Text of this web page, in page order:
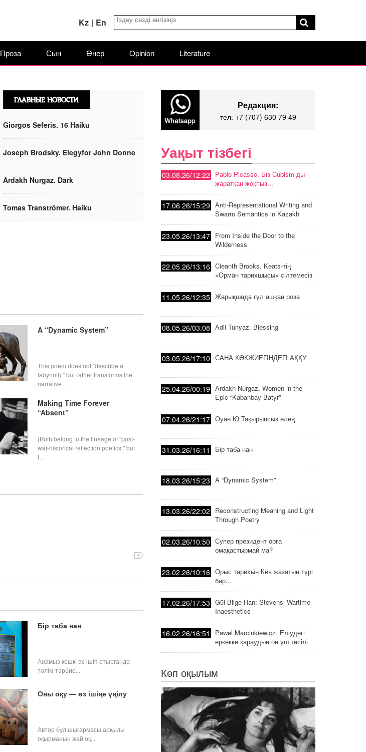
Kz | En
Проза Сын Өнер Opinion Literature
Иран билігі діни радикалдарды халыққа қарсы айдап сала бастады Қандай қоғам тас-талқан
Giorgos Seferis. 16 Haiku
Joseph Brodsky. Elegyfor John Donne
Ardakh Nurgaz. Dark
Tomas Tranströmer. Haiku
A “Dynamic System”
This poem does not "describe a
labyrinth," but rather transforms the
narrative...
Making Time Forever
“Absent”
(Both belong to the lineage of "post-
war-historical reflection poetics," but
t...
Бір таба нан
Анамыз кешкі ас ішіп отырғанда
тәлім-тәрбие...
Оны оқу — өз ішіңе үңілу
Автор бұл шығармасы арқылы
оқырманын жай оқ...
Редакция:
тел: +7 (707) 630 79 49
Уақыт тізбегі
03.08.26/12:22
Pablo Picasso. Біз Cubism-ды
жаратқан жоқпыз...
17.06.26/15:29 Anti-Representational Writing and
Swarm Semantics in Kazakh
Poetic Discourse
23.05.26/13:47 From Inside the Door to the
Wilderness
22.05.26/13:16 Cleanth Brooks. Keats-тің
«Орман тарихшысы» сілтемесіз
тарих
11.05.26/12:35 Жарықшада гүл ашқан роза
08.05.26/03:08 Adil Tunyaz. Blessing
03.05.26/17:10 САНА КӨКЖИЕГІНДЕГІ АҚҚУ
25.04.26/00:19 Ardakh Nurgaz. Women in the
Epic “Kabanbay Batyr”
07.04.26/21:17 Оуян Ю.Тақырыпсыз өлең
31.03.26/16:11 Бір таба нан
18.03.26/15:23 A “Dynamic System”
13.03.26/22:02
Reconstructing Meaning and Light
Through Poetry
02.03.26/10:50 Супер президент орға
омақастырмай ма?
23.02.26/10:16 Орыс тарихын Кив жазатын түрі
бар...
17.02.26/17:53 Gül Bilge Han: Stevens’ Wartime
Inaesthetics
16.02.26/16:51
Pawel Marcinkiewicz. Еліудегі
еркекке қараудың он үш тәсілі
Көп оқылым